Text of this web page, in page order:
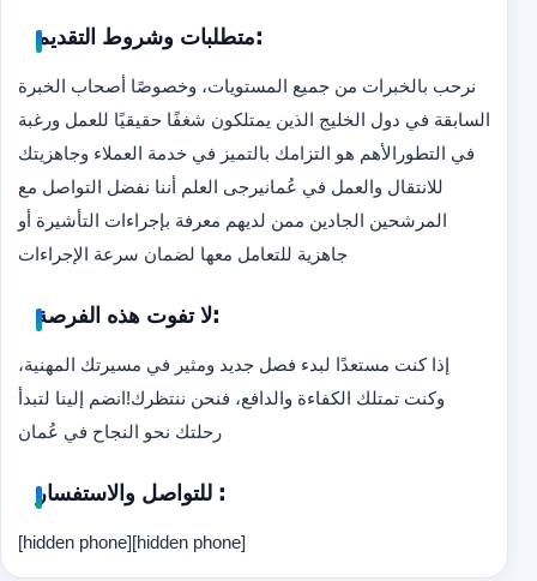
متطلبات وشروط التقديم:
نرحب بالخبرات من جميع المستويات، وخصوصًا أصحاب الخبرة
السابقة في دول الخليج الذين يمتلكون شغفًا حقيقيًا للعمل ورغبة
في التطور الأهم هو التزامك بالتميز في خدمة العملاء وجاهزيتك
للانتقال والعمل في عُمانيرجى العلم أننا نفضل التواصل مع
المرشحين الجادين ممن لديهم معرفة بإجراءات التأشيرة أو
جاهزية للتعامل معها لضمان سرعة الإجراءات
لا تفوت هذه الفرصة:
إذا كنت مستعدًا لبدء فصل جديد ومثير في مسيرتك المهنية،
وكنت تمتلك الكفاءة والدافع، فنحن ننتظرك!انضم إلينا لتبدأ
رحلتك نحو النجاح في عُمان
للتواصل والاستفسار :
[hidden phone][hidden phone]